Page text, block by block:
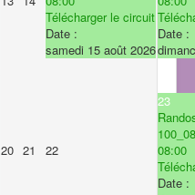
Télécharger le circuit
Date :
samedi 15 août 2026
Date :
20 21 22
23
100_08
08:00
Date :